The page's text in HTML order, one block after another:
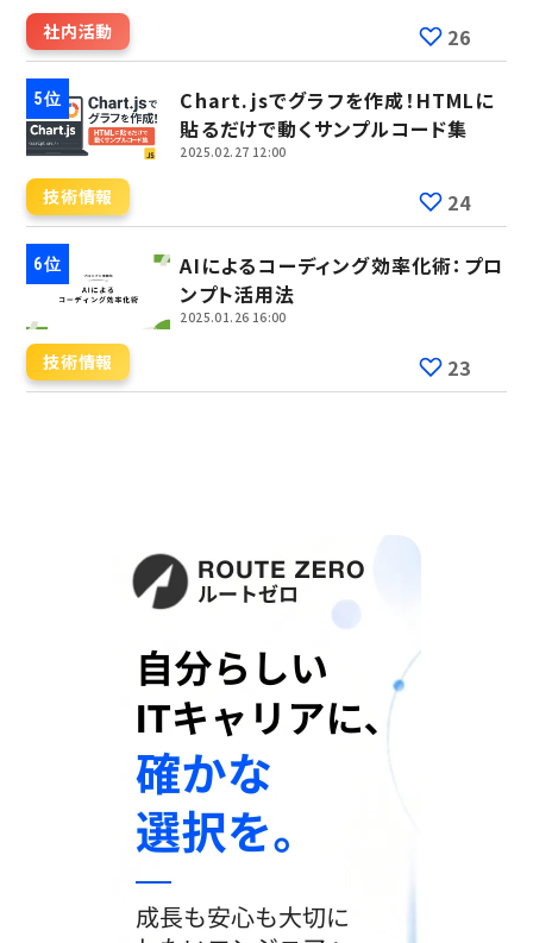
社内活動 26
Chart.jsでグラフを作成！HTMLに
貼るだけで動くサンプルコード集
2025.02.27 12:00
技術情報 24
AIによるコーディング効率化術：プロ
ンプト活用法
2025.01.26 16:00
技術情報 23